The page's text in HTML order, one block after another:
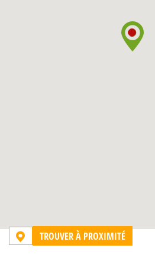
TROUVER À PROXIMITÉ